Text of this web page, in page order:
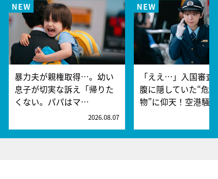
暴力夫が親権取得…。幼い
息子が切実な訴え「帰りた
くない。パパはマ…
2026.08.07
「ええ…」入国審査
腹に隠していた“危
物”に仰天！空港騒